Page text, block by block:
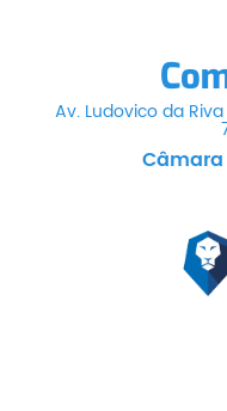
Av. Ludovico da